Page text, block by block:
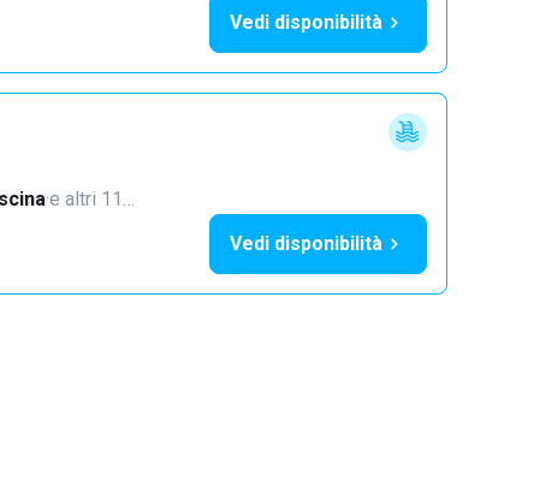
Vedi disponibilità
·e altri 11…
Vedi disponibilità